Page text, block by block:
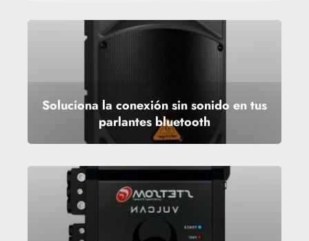
Soluciona la conexión sin sonido en tus
parlantes bluetooth